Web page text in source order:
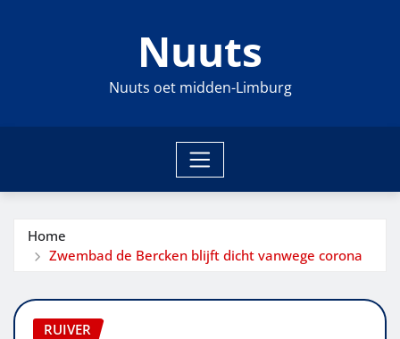
Nuuts
Nuuts oet midden-Limburg
Home
Zwembad de Bercken blijft dicht vanwege corona
RUIVER